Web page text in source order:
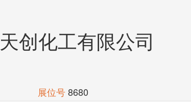
创化工有限公司
展位号 8680